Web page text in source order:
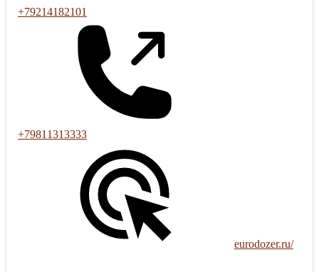
+79214182101
+79811313333
eurodozer.ru/